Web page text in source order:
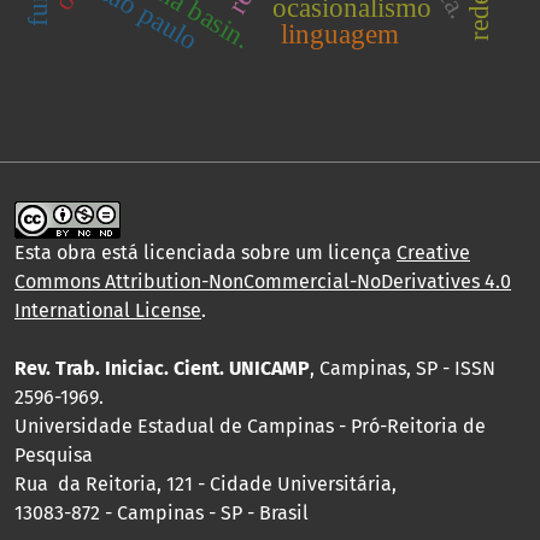
ocasionalismo
são paulo linguagem
Esta obra está licenciada sobre um licença Creative
Commons Attribution-NonCommercial-NoDerivatives 4.0
International License.
Rev. Trab. Iniciac. Cient. UNICAMP, Campinas, SP - ISSN
2596-1969.
Universidade Estadual de Campinas - Pró-Reitoria de
Pesquisa
Rua da Reitoria, 121 - Cidade Universitária,
13083-872 - Campinas - SP - Brasil